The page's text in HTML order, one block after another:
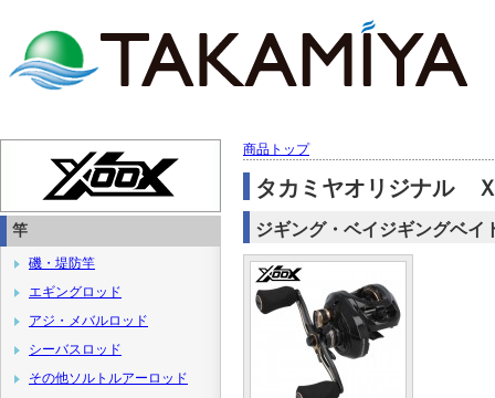
商品トップ
タカミヤオリジナル
ジギング・ベイジギングベイ
竿
磯・堤防竿
エギングロッド
アジ・メバルロッド
シーバスロッド
その他ソルトルアーロッド